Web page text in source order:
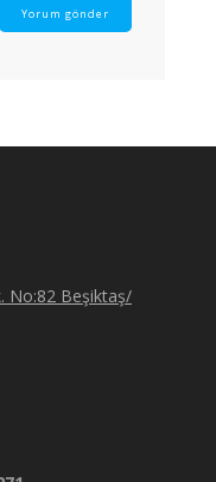
No:82 Beşiktaş/